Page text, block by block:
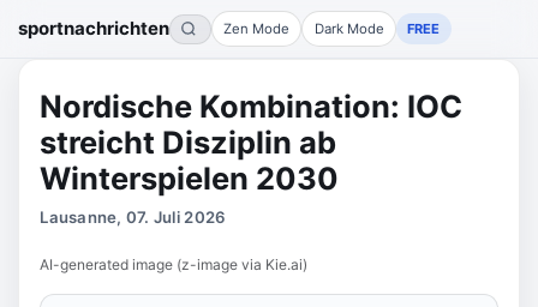
sportnachrichten Zen Mode Dark Mode FREE
Nordische Kombination: IOC
streicht Disziplin ab
Winterspielen 2030
Lausanne, 07. Juli 2026
AI-generated image (z-image via Kie.ai)